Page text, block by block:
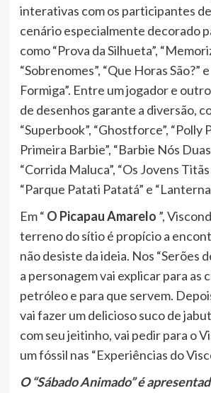
interativas com os participantes
cenário especialmente decorado
como “Prova da Silhueta”,
“Sobrenomes”, “Que Horas São?”
Formiga”. Entre um jogador e
de desenhos garante a diversão,
“Superbook”, “Ghostforce”, “Polly
Primeira Barbie”, “Barbie Nós
“Corrida Maluca”, “Os Jovens Titãs
“Parque Patati Patatá” e
Em “ O Picapau Amarelo ”,
terreno do sítio é propício a
não desiste da ideia. Nos “Serões
a personagem vai explicar para as
petróleo e para que servem.
vai fazer um delicioso suco de
com seu jeitinho, vai pedir para o
um fóssil nas “Experiências do
O “Sábado Animado” é